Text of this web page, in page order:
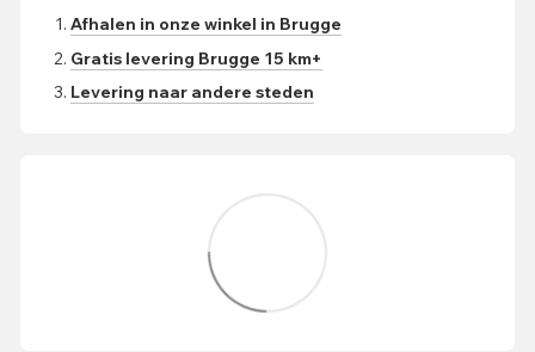
Afhalen in onze winkel in Brugge
Gratis levering Brugge 15 km+
Levering naar andere steden